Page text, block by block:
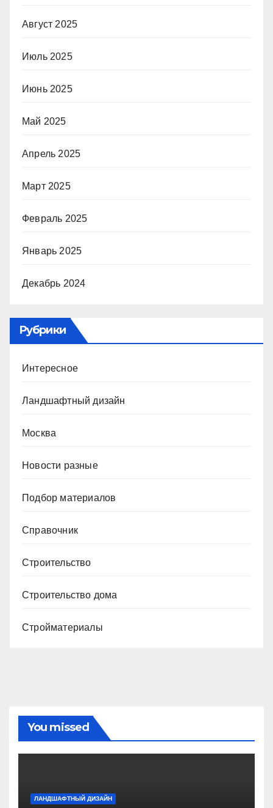
Август 2025
Июль 2025
Июнь 2025
Май 2025
Апрель 2025
Март 2025
Февраль 2025
Январь 2025
Декабрь 2024
Рубрики
Интересное
Ландшафтный дизайн
Москва
Новости разные
Подбор материалов
Справочник
Строительство
Строительство дома
Стройматериалы
You missed
ЛАНДШАФТНЫЙ ДИЗАЙН